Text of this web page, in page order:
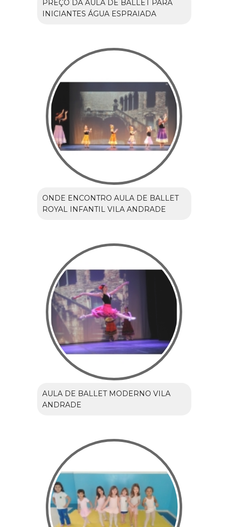
PREÇO DA AULA DE BALLET PARA
INICIANTES ÁGUA ESPRAIADA
ONDE ENCONTRO AULA DE BALLET
ROYAL INFANTIL VILA ANDRADE
AULA DE BALLET MODERNO VILA
ANDRADE